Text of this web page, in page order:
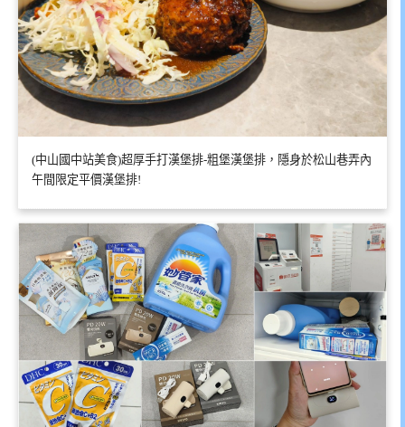
(中山國中站美食)超厚手打漢堡排-粗堡漢堡排，隱身於松山巷弄內
午間限定平價漢堡排!